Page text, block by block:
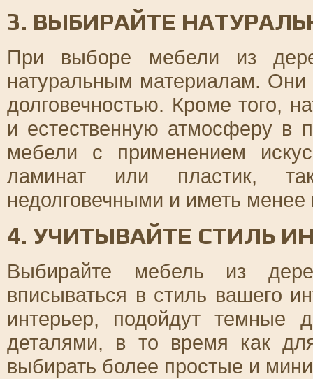
3. ВЫБИРАЙТЕ
При выборе мебели из
натуральным материалам. Они
долговечностью. Кроме того,
и естественную атмосферу в
мебели с применением
ламинат или пластик,
недолговечными и иметь
4. УЧИТЫВАЙТЕ СТИЛЬ
Выбирайте мебель из
вписываться в стиль вашего
интерьер, подойдут темные
деталями, в то время как
выбирать более простые и